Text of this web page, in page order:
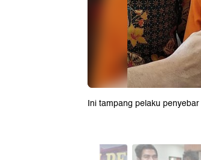
Ini tampang pelaku